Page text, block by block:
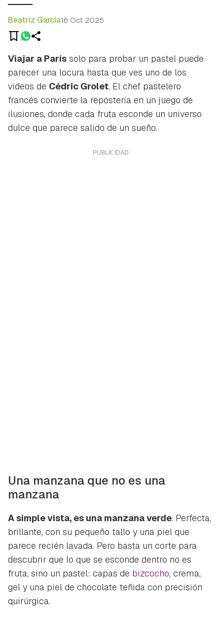
Beatriz García16 Oct 2025
Viajar a París solo para probar un pastel puede
parecer una locura hasta que ves uno de los
vídeos de Cédric Grolet. El chef pastelero
francés convierte la repostería en un juego de
ilusiones, donde cada fruta esconde un universo
dulce que parece salido de un sueño.
Una manzana que no es una
manzana
A simple vista, es una manzana verde. Perfecta,
brillante, con su pequeño tallo y una piel que
parece recién lavada. Pero basta un corte para
descubrir que lo que se esconde dentro no es
fruta, sino un pastel: capas de bizcocho, crema,
gel y una piel de chocolate teñida con precisión
quirúrgica.